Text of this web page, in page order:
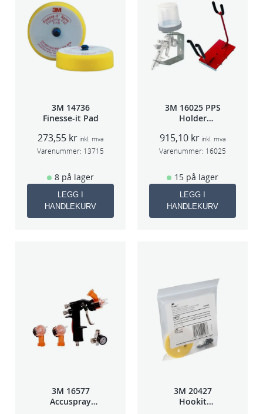
3M 14736
Finesse-it Pad
273,55 kr inkl. mva
Varenummer: 13715
8 på lager
LEGG I
HANDLEKURV
3M 16025 PPS
Holder
915,10 kr inkl. mva
Varenummer: 16025
15 på lager
LEGG I
HANDLEKURV
3M 16577
Accuspray
3M 20427
Hookit